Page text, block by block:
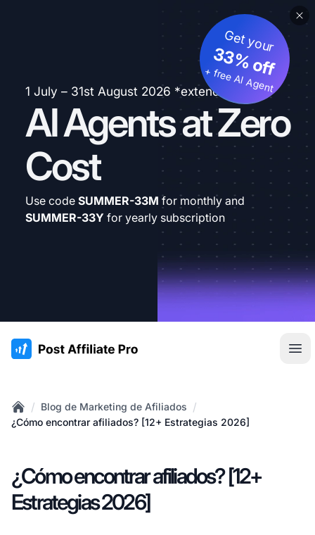
1 July – 31st August 2026 *extended
AI Agents at Zero
Cost
Get your
33% off
+ free AI Agent
Use code SUMMER-33M for monthly and
SUMMER-33Y for yearly subscription
:site.title
Home
/ Blog de Marketing de Afiliados /
¿Cómo encontrar afiliados? [12+ Estrategias 2026]
¿Cómo encontrar afiliados? [12+
Estrategias 2026]